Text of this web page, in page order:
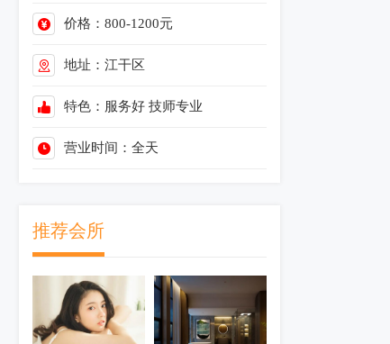
价格：800-1200元
地址：江干区
特色： 服务好 技师专业
营业时间：全天
推荐会所